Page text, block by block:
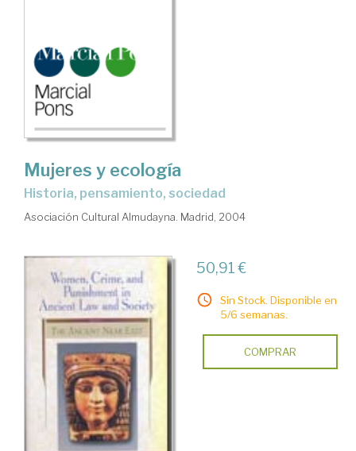
Mujeres y ecología
historia, pensamiento, sociedad
Asociación Cultural Almudayna. Madrid, 2004
50,91 €
Sin Stock. Disponible en
5/6 semanas.
COMPRAR